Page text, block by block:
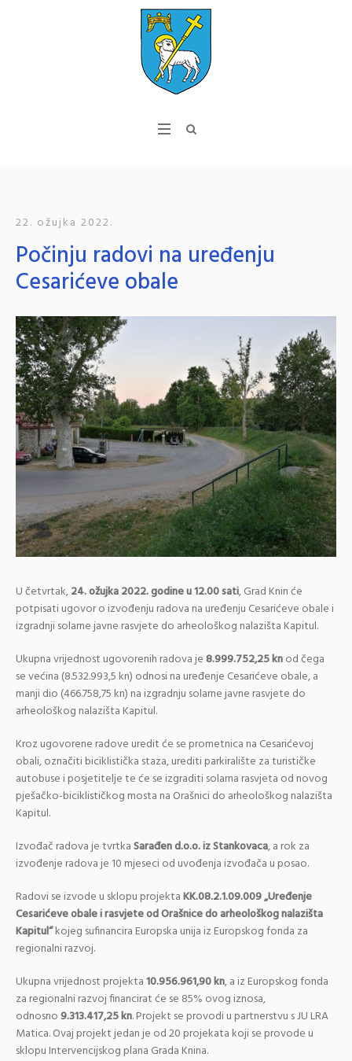
22. ožujka 2022.
Počinju radovi na uređenju
Cesarićeve obale
U četvrtak,24. ožujka 2022. godine u 12.00 sati, Grad Knin će
potpisati ugovor o izvođenju radova na uređenju Cesarićeve obale i
izgradnji solarne javne rasvjete do arheološkog nalazišta Kapitul.
Ukupna vrijednost ugovorenih radova je8.999.752,25 knod čega
se većina (8.532.993,5 kn) odnosi na uređenje Cesarićeve obale, a
manji dio (466.758,75 kn) na izgradnju solarne javne rasvjete do
arheološkog nalazišta Kapitul.
Kroz ugovorene radove uredit će se prometnica na Cesarićevoj
obali, označiti biciklistička staza, urediti parkiralište za turističke
autobuse i posjetitelje te će se izgraditi solarna rasvjeta od novog
pješačko-biciklističkog mosta na Orašnici do arheološkog nalazišta
Kapitul.
Izvođač radova je tvrtkaSarađen d.o.o. iz Stankovaca, a rok za
izvođenje radova je 10 mjeseci od uvođenja izvođača u posao.
Radovi se izvode u sklopu projektaKK.08.2.1.09.009 „Uređenje
Cesarićeve obale i rasvjete od Orašnice do arheološkog nalazišta
Kapitul“kojeg sufinancira Europska unija iz Europskog fonda za
regionalni razvoj.
Ukupna vrijednost projekta10.956.961,90 kn, a iz Europskog fonda
za regionalni razvoj financirat će se 85% ovog iznosa,
odnosno9.313.417,25 kn. Projekt se provodi u partnerstvu s JU LRA
Matica. Ovaj projekt jedan je od 20 projekata koji se provode u
sklopu Intervencijskog plana Grada Knina.